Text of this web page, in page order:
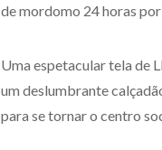
de mordomo 24 horas
Uma espetacular tela de
um deslumbrante
para se tornar o centro